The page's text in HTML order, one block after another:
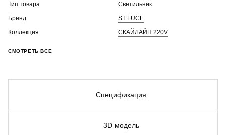
Тип товара
Светильник
Бренд
ST LUCE
Коллекция
СКАЙЛАЙН 220V
СМОТРЕТЬ ВСЕ
Спецификация
3D модель